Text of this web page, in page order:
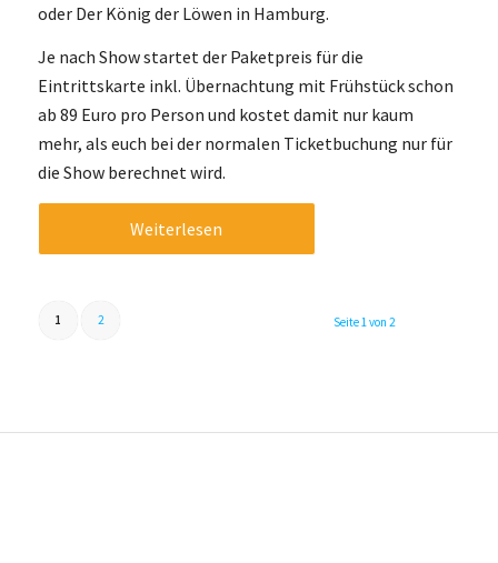
oder Der König der Löwen in Hamburg.
Je nach Show startet der Paketpreis für die
Eintrittskarte inkl. Übernachtung mit Frühstück schon
ab 89 Euro pro Person und kostet damit nur kaum
mehr, als euch bei der normalen Ticketbuchung nur für
die Show berechnet wird.
Weiterlesen
Seite 1 von 2
1 2